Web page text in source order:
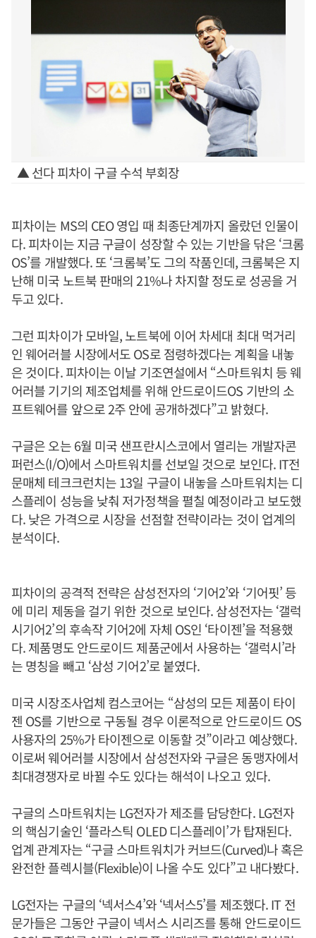
▲ 선다 피차이 구글 수석 부회장
피차이는 MS의 CEO 영입 때 최종단계까지 올랐던 인물이
다. 피차이는 지금 구글이 성장할 수 있는 기반을 닦은 ‘크롬
OS’를 개발했다. 또 ‘크롬북’도 그의 작품인데, 크롬북은 지
난해 미국 노트북 판매의 21%나 차지할 정도로 성공을 거
두고 있다.
그런 피차이가 모바일, 노트북에 이어 차세대 최대 먹거리
인 웨어러블 시장에서도 OS로 점령하겠다는 계획을 내놓
은 것이다. 피차이는 이날 기조연설에서 “스마트워치 등 웨
어러블 기기의 제조업체를 위해 안드로이드OS 기반의 소
프트웨어를 앞으로 2주 안에 공개하겠다”고 밝혔다.
구글은 오는 6월 미국 샌프란시스코에서 열리는 개발자콘
퍼런스(I/O)에서 스마트워치를 선보일 것으로 보인다. IT전
문매체 테크크런치는 13일 구글이 내놓을 스마트워치는 디
스플레이 성능을 낮춰 저가정책을 펼칠 예정이라고 보도했
다. 낮은 가격으로 시장을 선점할 전략이라는 것이 업계의
분석이다.
피차이의 공격적 전략은 삼성전자의 ‘기어2’와 ‘기어핏’ 등
에 미리 제동을 걸기 위한 것으로 보인다. 삼성전자는 ‘갤럭
시기어2’의 후속작 기어2에 자체 OS인 ‘타이젠’을 적용했
다. 제품명도 안드로이드 제품군에서 사용하는 ‘갤럭시’라
는 명칭을 빼고 ‘삼성 기어2’로 붙였다.
미국 시장조사업체 컴스코어는 “삼성의 모든 제품이 타이
젠 OS를 기반으로 구동될 경우 이론적으로 안드로이드 OS
사용자의 25%가 타이젠으로 이동할 것”이라고 예상했다.
이로써 웨어러블 시장에서 삼성전자와 구글은 동맹자에서
최대경쟁자로 바뀔 수도 있다는 해석이 나오고 있다.
구글의 스마트워치는 LG전자가 제조를 담당한다. LG전자
의 핵심기술인 ‘플라스틱 OLED 디스플레이’가 탑재된다.
업계 관계자는 “구글 스마트워치가 커브드(Curved)나 혹은
완전한 플렉시블(Flexible)이 나올 수도 있다”고 내다봤다.
LG전자는 구글의 ‘넥서스4’와 ‘넥서스5’를 제조했다. IT 전
문가들은 그동안 구글이 넥서스 시리즈를 통해 안드로이드